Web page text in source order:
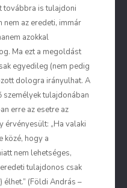
továbbra is tulajdoni
nem az eredeti, immár
azokkal
Ma ezt a megoldást
egyedileg (nem pedig
dologra irányulhat. A
tulajdonában
erre az esetre az
„Ha valaki
közé, hogy a
nem lehetséges,
tulajdonos csak
) élhet.” (Földi András –